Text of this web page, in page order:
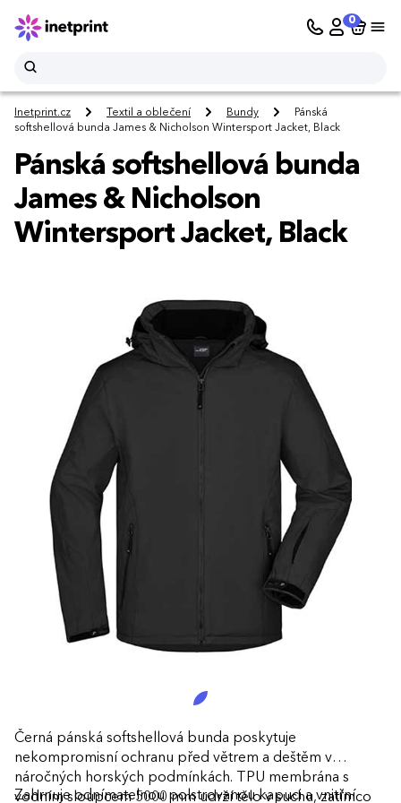
0
Inetprint.cz Textil a oblečení Bundy
Pánská
softshellová bunda James & Nicholson Wintersport Jacket, Black
Pánská softshellová bunda
James & Nicholson
Wintersport Jacket, Black
Černá pánská softshellová bunda poskytuje
nekompromisní ochranu před větrem a deštěm v
náročných horských podmínkách. TPU membrána s
vodním sloupcem 5000 mm udrží tělo v suchu, zatímco
Zahrnuje odnímatelnou polstrovanou kapuci a vnitřní